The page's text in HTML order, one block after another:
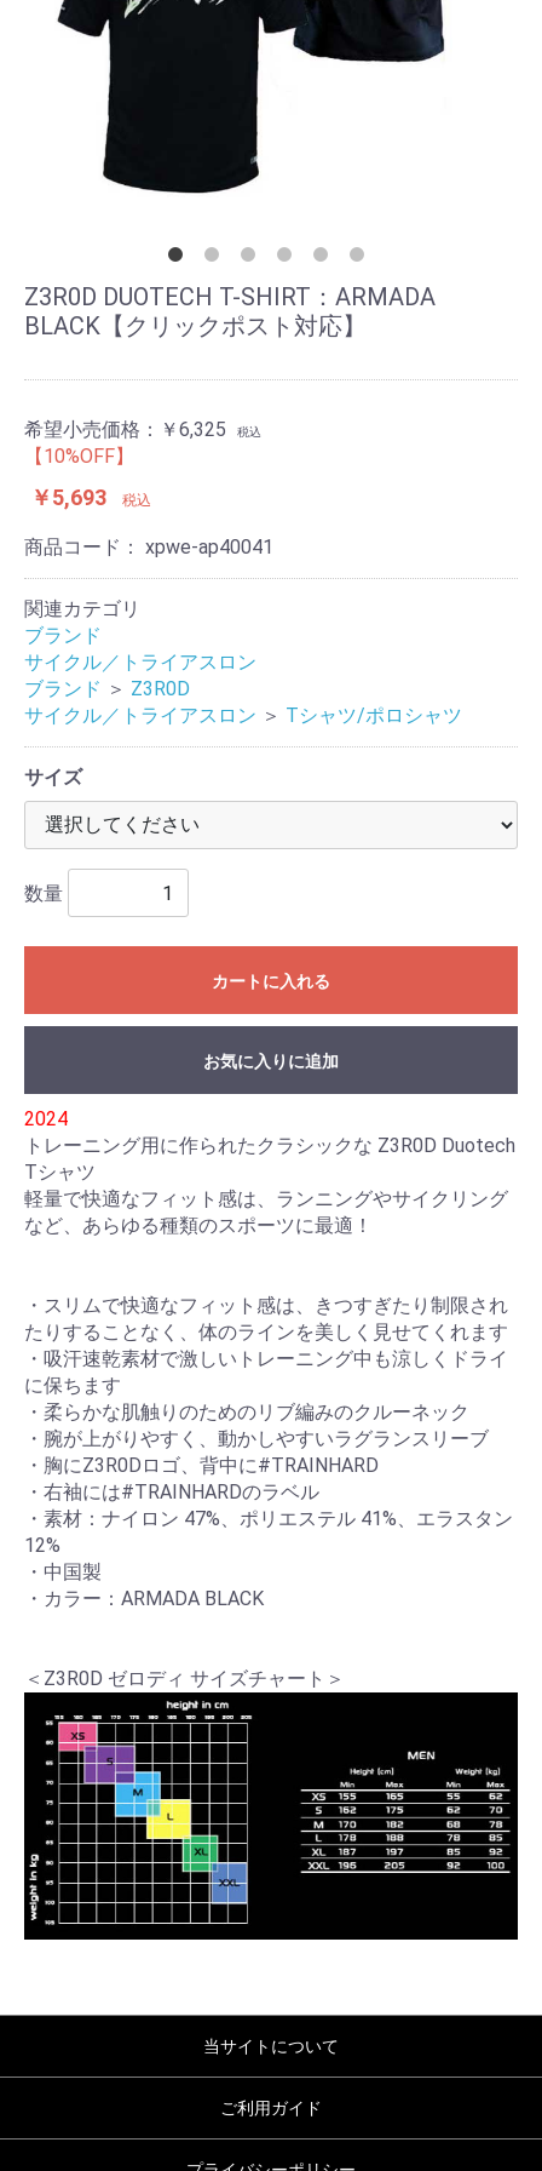
Z3R0D DUOTECH T-SHIRT：ARMADA
BLACK【クリックポスト対応】
希望小売価格： ￥6,325 税込
【10%OFF】
￥5,693 税込
商品コード： xpwe-ap40041
関連カテゴリ
ブランド
サイクル／トライアスロン
ブランド ＞ Z3R0D
サイクル／トライアスロン ＞ Tシャツ/ポロシャツ
サイズ
数量
カートに入れる
お気に入りに追加
2024
トレーニング用に作られたクラシックな Z3R0D Duotech
Tシャツ
軽量で快適なフィット感は、ランニングやサイクリング
など、あらゆる種類のスポーツに最適！
・スリムで快適なフィット感は、きつすぎたり制限され
たりすることなく、体のラインを美しく見せてくれます
・吸汗速乾素材で激しいトレーニング中も涼しくドライ
に保ちます
・柔らかな肌触りのためのリブ編みのクルーネック
・腕が上がりやすく、動かしやすいラグランスリーブ
・胸にZ3R0Dロゴ、背中に#TRAINHARD
・右袖には#TRAINHARDのラベル
・素材：ナイロン 47%、ポリエステル 41%、エラスタン
12%
・中国製
・カラー：ARMADA BLACK
＜Z3R0D ゼロディ サイズチャート＞
当サイトについて
ご利用ガイド